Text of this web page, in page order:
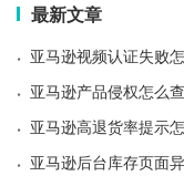
最新文章
· 亚马逊视频认证失败
· 亚马逊产品侵权怎么
· 亚马逊高退货率提示
· 亚马逊后台库存页面